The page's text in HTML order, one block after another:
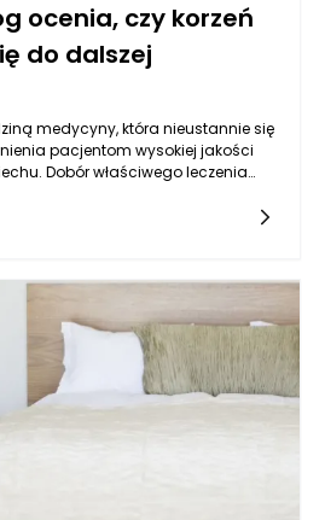
ocenia, czy korzeń
do dalszej
medycyny, która nieustannie się
pacjentom wysokiej jakości
Dobór właściwego leczenia
zaawansowanej diagnostyki
wiedzą, aby dokładnie ocenić,
do dalszej odbudowy. Dzięki
takim jak zdjęcia rentgenowskie
można mieć pewność, że
zawsze oparte na rzetelnych